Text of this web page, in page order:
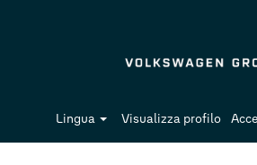
Lingua Visualizza profilo